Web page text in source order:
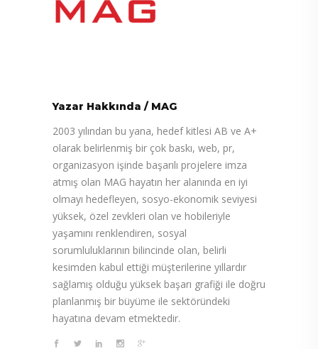
Yazar Hakkında / MAG
2003 yılından bu yana, hedef kitlesi AB ve A+
olarak belirlenmiş bir çok baskı, web, pr,
organizasyon işinde başarılı projelere imza
atmış olan MAG hayatın her alanında en iyi
olmayı hedefleyen, sosyo-ekonomik seviyesi
yüksek, özel zevkleri olan ve hobileriyle
yaşamını renklendiren, sosyal
sorumluluklarının bilincinde olan, belirli
kesimden kabul ettiği müşterilerine yıllardır
sağlamış olduğu yüksek başarı grafiği ile doğru
planlanmış bir büyüme ile sektöründeki
hayatına devam etmektedir.